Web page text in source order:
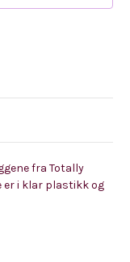
fra Totally
er i klar plastikk og